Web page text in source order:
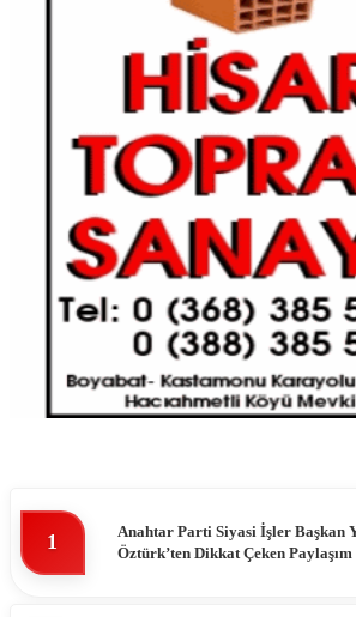
1
Anahtar Parti Siyasi İşler Başkan
Öztürk’ten Dikkat Çeken Paylaşım